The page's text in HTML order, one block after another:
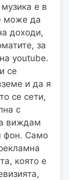
е в
може да
доходи,
за
youtube.
се
и да я
се сети,
с
виждам
фон. Само
която е